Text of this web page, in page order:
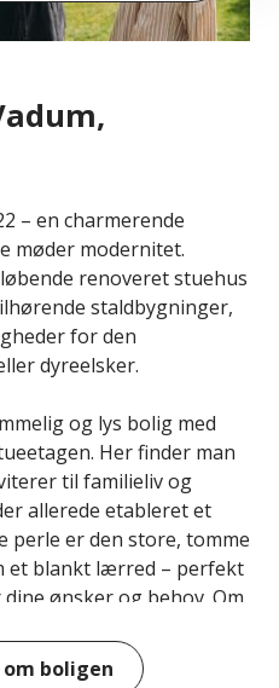
– en charmerende
møder modernitet.
renoveret stuehus
staldbygninger,
for den
dyreelsker.
og lys bolig med
Her finder man
til familieliv og
allerede etableret et
perle er den store, tomme
et blankt lærred – perfekt
ønsker og behov. Om
det kun fantasien, der
boligen